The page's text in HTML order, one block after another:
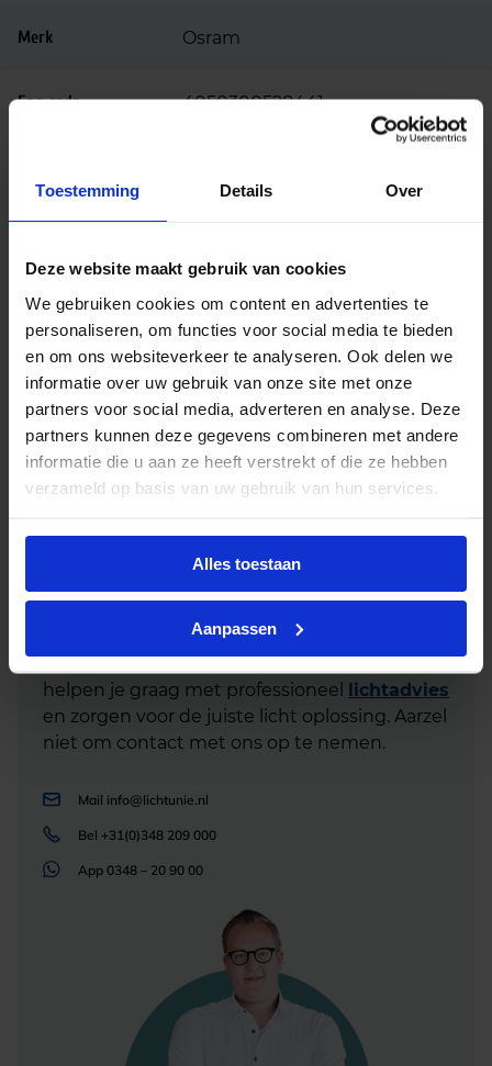
Toestemming Details Over
Deze website maakt gebruik van cookies
We gebruiken cookies om content en advertenties te
personaliseren, om functies voor social media te bieden
en om ons websiteverkeer te analyseren. Ook delen we
informatie over uw gebruik van onze site met onze
partners voor social media, adverteren en analyse. Deze
partners kunnen deze gegevens combineren met andere
informatie die u aan ze heeft verstrekt of die ze hebben
verzameld op basis van uw gebruik van hun services.
Alles toestaan
Aanpassen
Merk Osram
Ean code 4050300528441
Philips Master TL5 Circular 22W 840
+
-
In
winkelmand
€24,10 excl. btw
€29,16 incl.btw
Advies of hulp nodig?
Heb je advies nodig of ben je op zoek naar
een alternatieve oplossing? Onze lichtexperts
helpen je graag met professioneel lichtadvies
en zorgen voor de juiste licht oplossing. Aarzel
niet om contact met ons op te nemen.
Mail info@lichtunie.nl
Bel +31(0)348 209 000
App 0348 – 20 90 00